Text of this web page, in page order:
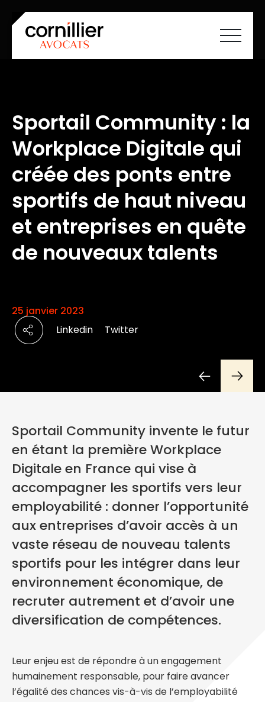
Équipe
Société à mission
Actualités
Cartographie ESS
Contact
FR
Sportail Community : la
Workplace Digitale qui
créée des ponts entre
sportifs de haut niveau
et entreprises en quête
de nouveaux talents
25 janvier 2023
Linkedin
Twitter
Sportail Community invente le futur
en étant la première Workplace
Digitale en France qui vise à
accompagner les sportifs vers leur
employabilité : donner l’opportunité
aux entreprises d’avoir accès à un
vaste réseau de nouveau talents
sportifs pour les intégrer dans leur
environnement économique, de
recruter autrement et d’avoir une
diversification de compétences.
Leur enjeu est de répondre à un engagement
humainement responsable, pour faire avancer
l’égalité des chances vis-à-vis de l’employabilité